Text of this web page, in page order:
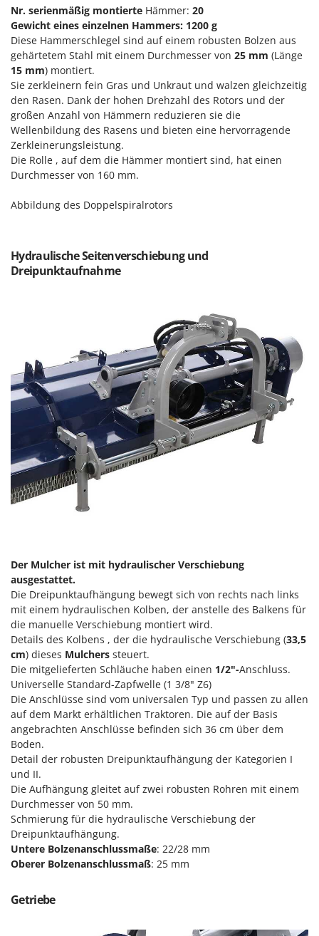
Rührtöpfe mit Elektrischem Rührwerk
Rupfmaschinen
S
Sämaschinen und Düngerstreuer
Scheibenpflüge
Schneefräsen
Schneeräumer
Schrotmühlen - elektrisch
Schweißgeräte
Sichelmähwerke für Traktoren
Sichelmulcher für Traktoren
Sprühgeräte für Pflanzenbehandlung
Stäubegeräte für Traktor
Staubsauger - Elektrobesen
T
Teppichreiniger und Teppichbodenreiniger
Thermische und mechanische Unkrautbrenner
Tomatenpressen
Tragbare Powerstationen
Traktor-Heckenscheren mit Ausleger
V
Vakuumiergeräte
Vertikutierer
Vogelscheuchen - Vogelabwehr
W
Wasserpumpen
Wasserpumpen für Traktoren
Wein- und Obstpressen
Wein- und Ölschichtenfilter
Weitere Produkte
Wiesenwalzen für Traktor
Wippsägen
Wurstfüller
Z
Zerstäuber
Zinkeneggen
GreenBay
Greenworks
GRIFO
GVS
GYS
H
Hailo
Helvi
Henx
HiKOKI
I
Idromatic
Intex
Iseki
Italyco
ITM
J JOLLY ITALIA
Kasco
Kemper
Kenwood
Keter
KitchenAid
Komo
L
Laica
Lampacrescia - MGM
Landxcape
LAR Casalinghi
Lavor
Linea VZ
Lisam
Lotusgrill
M
M.A.I.BO.
Nr. serienmäßig montierte Hämmer: 20
Gewicht eines einzelnen Hammers: 1200 g
Diese Hammerschlegel sind auf einem robusten Bolzen aus
gehärtetem Stahl mit einem Durchmesser von 25 mm (Länge
15 mm) montiert.
Sie zerkleinern fein Gras und Unkraut und walzen gleichzeitig
den Rasen. Dank der hohen Drehzahl des Rotors und der
großen Anzahl von Hämmern reduzieren sie die
Wellenbildung des Rasens und bieten eine hervorragende
Zerkleinerungsleistung.
Die Rolle , auf dem die Hämmer montiert sind, hat einen
Durchmesser von 160 mm.
Abbildung des Doppelspiralrotors
Hydraulische Seitenverschiebung und
Dreipunktaufnahme
Der Mulcher ist mit hydraulischer Verschiebung
ausgestattet.
Die Dreipunktaufhängung bewegt sich von rechts nach links
mit einem hydraulischen Kolben, der anstelle des Balkens für
die manuelle Verschiebung montiert wird.
Details des Kolbens , der die hydraulische Verschiebung (33,5
cm) dieses Mulchers steuert.
Die mitgelieferten Schläuche haben einen 1/2"-Anschluss.
Universelle Standard-Zapfwelle (1 3/8" Z6)
Die Anschlüsse sind vom universalen Typ und passen zu allen
auf dem Markt erhältlichen Traktoren. Die auf der Basis
angebrachten Anschlüsse befinden sich 36 cm über dem
Boden.
Detail der robusten Dreipunktaufhängung der Kategorien I
und II.
Die Aufhängung gleitet auf zwei robusten Rohren mit einem
Durchmesser von 50 mm.
Schmierung für die hydraulische Verschiebung der
Dreipunktaufhängung.
Untere Bolzenanschlussmaße: 22/28 mm
Oberer Bolzenanschlussmaß: 25 mm
Getriebe